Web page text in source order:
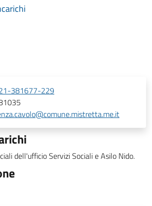
381677-229
dell'ufficio Servizi Sociali e Asilo Nido.